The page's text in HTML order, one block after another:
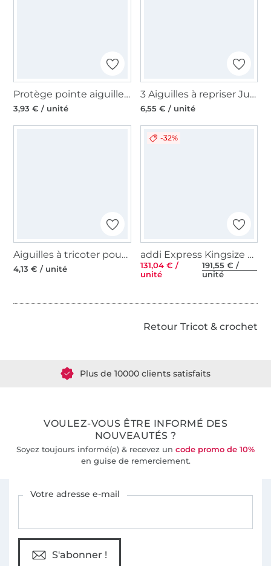
Protège pointe aiguille à tricoter, 2,6 mm
3,93 € / unité
3 Aiguilles à repriser Jumbo Clover, 2,50 x 70 mm
6,55 € / unité
Aiguilles à tricoter pour torsades Clover
4,13 € / unité
-32%
addi Express Kingsize Tricotin (6-anguleux)
131,04 € /
unité
191,55 € /
unité
Retour Tricot & crochet
VOULEZ-VOUS ÊTRE INFORMÉ DES
NOUVEAUTÉS ?
Soyez toujours informé(e) & recevez un code promo de 10%
en guise de remerciement.
Votre adresse e-mail
S'abonner !